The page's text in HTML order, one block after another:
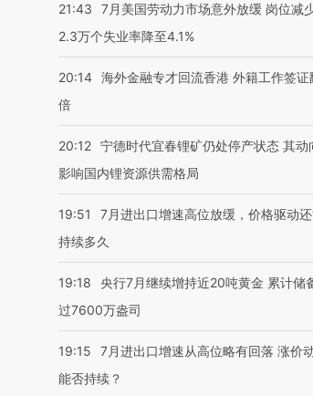
21:43
7月美国劳动力市场意外放缓 岗位减
2.3万个失业率降至4.1%
20:14 海外金融专才回流香港 外籍工作签证
倍
20:12 宁德时代宜春锂矿仍处停产状态 其动
影响国内锂资源供需格局
19:51
7月进出口增速高位放缓，价格驱动
持续多久
19:18
央行7月继续增持近20吨黄金 累计储
过7600万盎司
19:15
7月进出口增速从高位略有回落 涨价
能否持续？